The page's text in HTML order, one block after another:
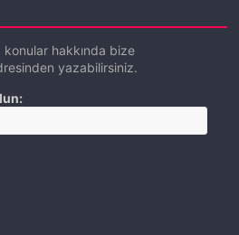
hakkında bize
yazabilirsiniz.